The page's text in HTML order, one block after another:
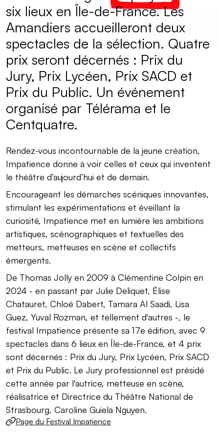
six lieux en Île-de-France. Les
Amandiers accueilleront deux
spectacles de la sélection. Quatre
prix seront décernés : Prix du
Jury, Prix Lycéen, Prix SACD et
Prix du Public. Un événement
organisé par Télérama et le
Centquatre.
Rendez-vous incontournable de la jeune création,
Impatience donne à voir celles et ceux qui inventent
le théâtre d’aujourd’hui et de demain.
Encourageant les démarches scéniques innovantes,
stimulant les expérimentations et éveillant la
curiosité, Impatience met en lumière les ambitions
artistiques, scénographiques et textuelles des
metteurs, metteuses en scène et collectifs
émergents.
De Thomas Jolly en 2009 à Clémentine Colpin en
2024 - en passant par Julie Deliquet, Élise
Chatauret, Chloé Dabert, Tamara Al Saadi, Lisa
Guez, Yuval Rozman, et tellement d'autres -, le
festival Impatience présente sa 17e édition, avec 9
spectacles dans 6 lieux en Île-de-France, et 4 prix
sont décernés : Prix du Jury, Prix Lycéen, Prix SACD
et Prix du Public. Le Jury professionnel est présidé
cette année par l'autrice, metteuse en scène,
réalisatrice et Directrice du Théâtre National de
Strasbourg, Caroline Guiela Nguyen.
Informations pratiques
Sites annexes
Page du Festival Impatience
(lien externe)